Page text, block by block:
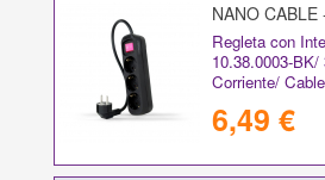
NANO
Regleta con
10.38.0003-
Corriente/
6,49 €